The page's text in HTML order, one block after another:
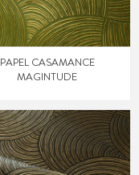
PAPEL CASAMANCE
MAGINTUDE